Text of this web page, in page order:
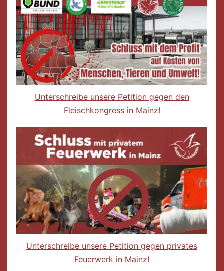
Unterschreibe unsere Petition gegen den
Fleischkongress in Mainz!
Unterschreibe unsere Petition gegen privates
Feuerwerk in Mainz!